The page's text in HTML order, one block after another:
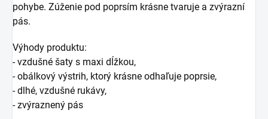
pohybe. Zúženie pod poprsím krásne tvaruje a zvýrazní
pás.
Výhody produktu:
- vzdušné šaty s maxi dĺžkou,
- obálkový výstrih, ktorý krásne odhaľuje poprsie,
- dlhé, vzdušné rukávy,
- zvýraznený pás